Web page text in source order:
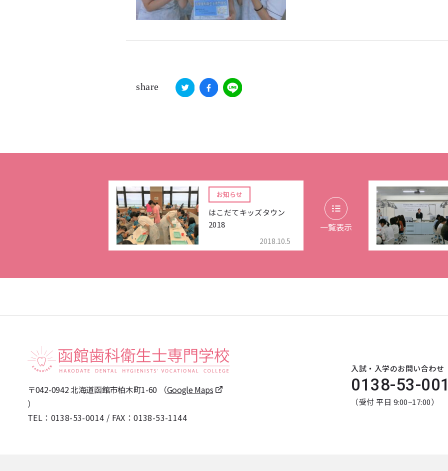
share
お知らせ
はこだてキッズタウン
2018
2018.10.5
一覧表示
〒042-0942 北海道函館市柏木町1-60 （Google Maps
）
TEL： 0138-53-0014 / FAX：0138-53-1144
入試・入学のお問い合わせ
0138-53-
（受付 平日 9:00−17:00）